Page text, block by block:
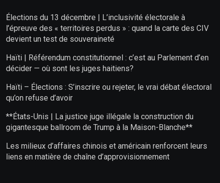
Élections du 13 décembre | L’inclusivité électorale à
l’épreuve des « territoires perdus » : quand la carte des CIV
devient un test de souveraineté
Haïti | Référendum constitutionnel : c’est au Parlement d’en
décider — où sont les juges haitiens?
Haïti – Élections : S’inscrire ou rejeter, le vrai débat électoral
qu’on refuse d’avoir
**États-Unis | La justice juge illégale la construction du
gigantesque ballroom de Trump à la Maison-Blanche**
Les milieux d’affaires chinois et américain renforcent leurs
liens en matière de chaîne d’approvisionnement